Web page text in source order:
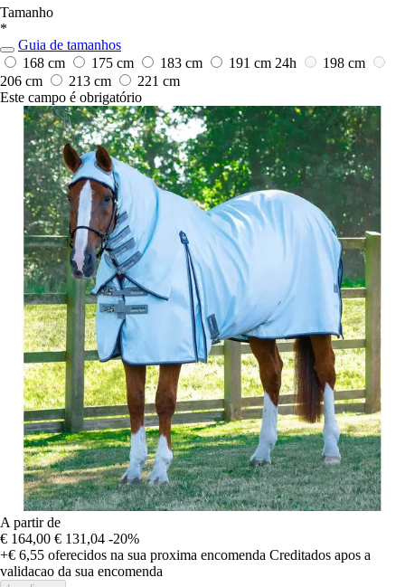
Tamanho
*
Guia de tamanhos
168 cm
175 cm 183 cm 191 cm 24h
198 cm
206 cm
213 cm
221 cm
Este campo é obrigatório
A partir de
€ 164,00 € 131,04 -20%
+€ 6,55 oferecidos na sua proxima encomenda Creditados apos a
validacao da sua encomenda